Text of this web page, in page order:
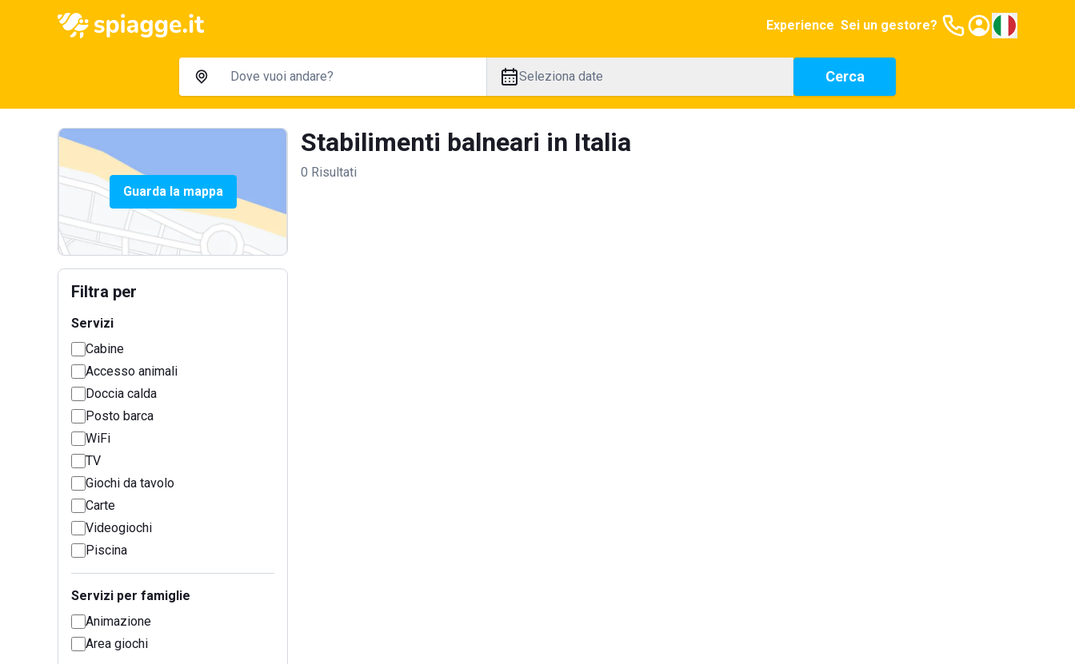
Experience Sei un gestore?
Seleziona date Cerca
Guarda la mappa
Filtra per
Servizi
Cabine
Accesso animali
Doccia calda
Posto barca
WiFi
TV
Giochi da tavolo
Carte
Videogiochi
Piscina
Servizi per famiglie
Animazione
Area giochi
Stabilimenti balneari in Italia
0 Risultati